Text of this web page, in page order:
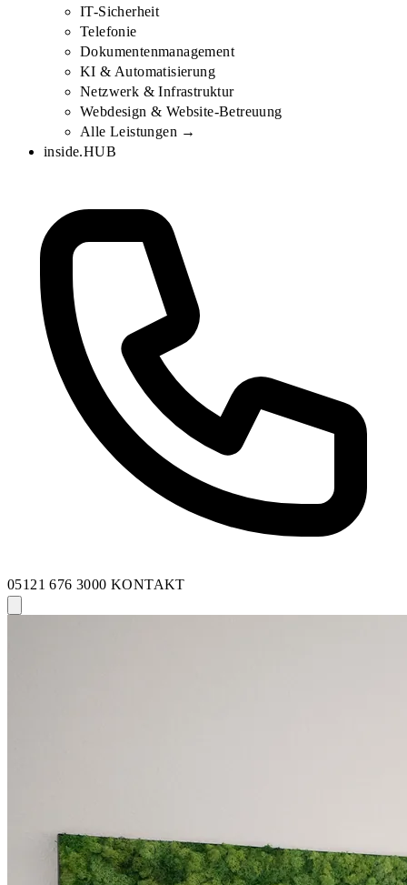
IT-Sicherheit
Telefonie
Dokumentenmanagement
KI & Automatisierung
Netzwerk & Infrastruktur
Webdesign & Website-Betreuung
Alle Leistungen →
inside.HUB
05121 676 3000KONTAKT